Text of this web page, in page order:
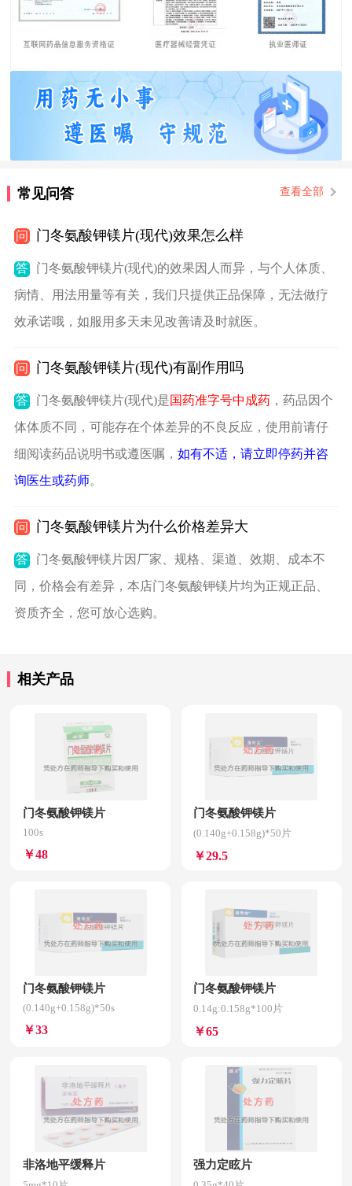
常见问答 查看全部
问 门冬氨酸钾镁片(现代)效果怎么样
答
门冬氨酸钾镁片(现代)的效果因人而异，与个人体质、
病情、用法用量等有关，我们只提供正品保障，无法做疗
效承诺哦，如服用多天未见改善请及时就医。
问 门冬氨酸钾镁片(现代)有副作用吗
答 门冬氨酸钾镁片(现代)是国药准字号中成药，药品因个
体体质不同，可能存在个体差异的不良反应，使用前请仔
细阅读药品说明书或遵医嘱， 如有不适，请立即停药并咨
询医生或药师。
问 门冬氨酸钾镁片为什么价格差异大
答
门冬氨酸钾镁片因厂家、规格、渠道、效期、成本不
同，价格会有差异，本店门冬氨酸钾镁片均为正规正品、
资质齐全，您可放心选购。
相关产品
门冬氨酸钾镁片
100s
￥48
门冬氨酸钾镁片
(0.140g+0.158g)*50片
￥29.5
门冬氨酸钾镁片
(0.140g+0.158g)*50s
￥33
门冬氨酸钾镁片
0.14g:0.158g*100片
￥65
非洛地平缓释片 强力定眩片